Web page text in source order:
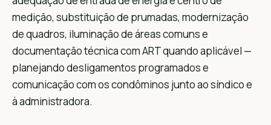
medição, substituição de prumadas, modernização
de quadros, iluminação de áreas comuns e
documentação técnica com ART quando aplicável —
planejando desligamentos programados e
comunicação com os condôminos junto ao síndico e
à administradora.